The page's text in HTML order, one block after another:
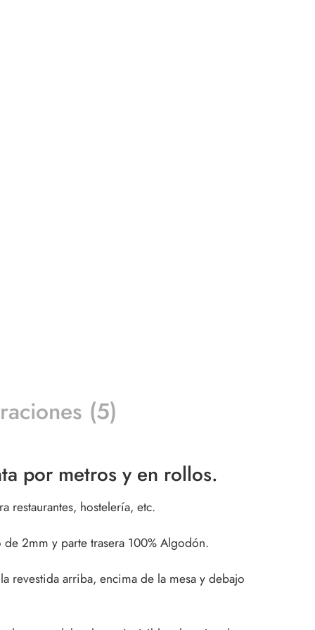
(5)
por metros y en rollos.
restaurantes, hostelería, etc.
2mm y parte trasera 100% Algodón.
revestida arriba, encima de la mesa y debajo